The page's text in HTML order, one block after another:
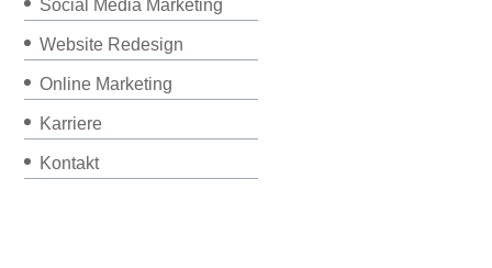
Social Media Marketing
Website Redesign
Online Marketing
Karriere
Kontakt